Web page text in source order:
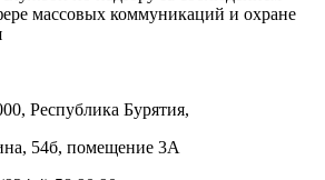
массовых коммуникаций и охране
Республика Бурятия,
54б, помещение 3А